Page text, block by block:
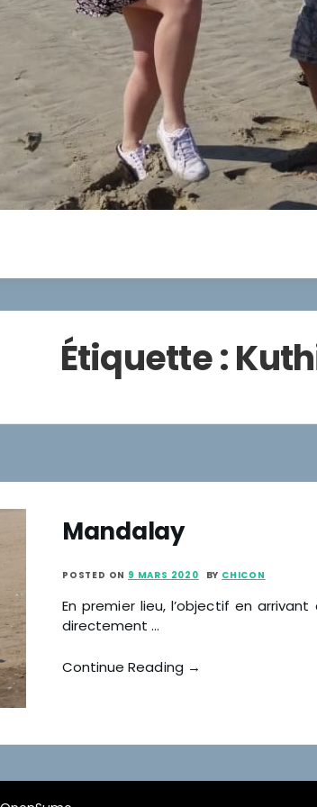
Étiquette :
Mandalay
POSTED ON 9 MARS 2020 BY CHICON
En premier lieu, l’objectif en
directement …
Continue Reading →